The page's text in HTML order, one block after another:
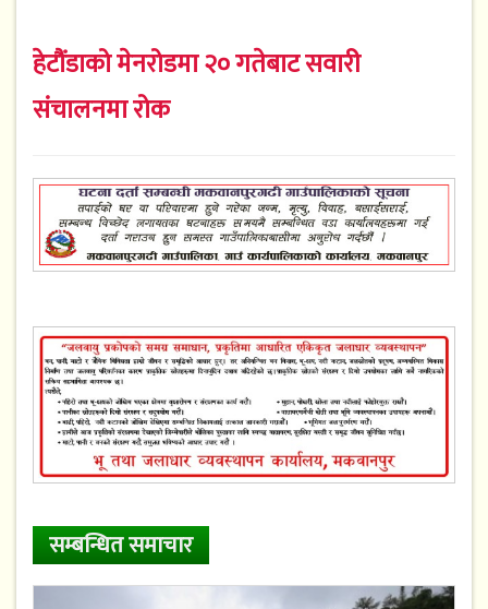
हेटौंडाको मेनरोडमा २० गतेबाट सवारी
संचालनमा रोक
सम्बन्धित समाचार